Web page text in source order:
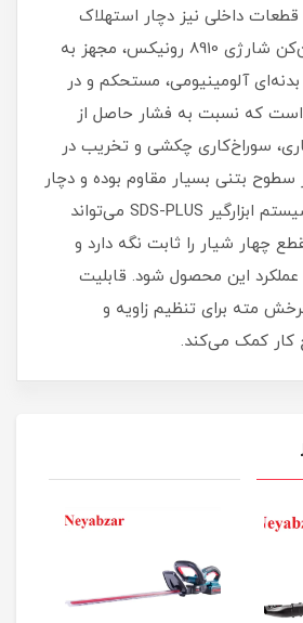
داخلی نیز دچار استهلاک
زودرس نمی‌شوند.بتن‌کن شارژی 8910 رونیکس، مجهز به
آلومینیومی، مستحکم و در
که نسبت به فشار حاصل از
سوراخ‌کاری چکشی و تخریب در
بتنی بسیار مقاوم بوده و دچار
صدمه نخواهد شد.سیستم ابزارگیر SDS-PLUS می‌تواند
چهار شیار را ثابت نگه دارد و
این محصول شود. قابلیت
مته برای تنظیم زاویه و
کمک می‌‌کند.